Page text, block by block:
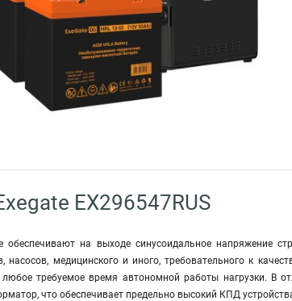
EX296547RUS
обеспечивают на выходе синусоидальное напряжение
насосов, медицинского и иного, требовательного к
любое требуемое время автономной работы нагрузки. В
что обеспечивает предельно высокий КПД